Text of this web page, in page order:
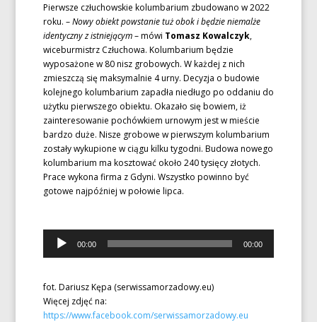
Pierwsze człuchowskie kolumbarium zbudowano w 2022
roku. –Nowy obiekt powstanie tuż obok i będzie niemalże
identyczny z istniejącym– mówi Tomasz Kowalczyk,
wiceburmistrz Człuchowa. Kolumbarium będzie
wyposażone w 80 nisz grobowych. W każdej z nich
zmieszczą się maksymalnie 4 urny. Decyzja o budowie
kolejnego kolumbarium zapadła niedługo po oddaniu do
użytku pierwszego obiektu. Okazało się bowiem, iż
zainteresowanie pochówkiem urnowym jest w mieście
bardzo duże. Nisze grobowe w pierwszym kolumbarium
zostały wykupione w ciągu kilku tygodni. Budowa nowego
kolumbarium ma kosztować około 240 tysięcy złotych.
Prace wykona firma z Gdyni. Wszystko powinno być
gotowe najpóźniej w połowie lipca.
Odtwarzacz
plików
00:00 00:00
fot. Dariusz Kępa (serwissamorzadowy.eu)
Więcej zdjęć na:
https://www.facebook.com/serwissamorzadowy.eu